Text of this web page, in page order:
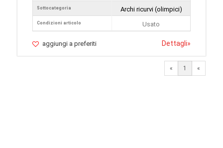
Sottocategoria
Condizioni articolo
Archi ricurvi (olimpici)
Usato
aggiungi a preferiti Dettagli»
« 1 «